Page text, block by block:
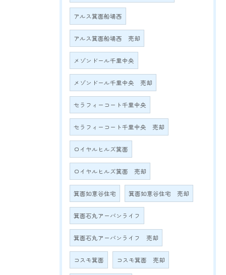
アルス箕面船場西
アルス箕面船場西 売却
メゾンドール千里中央
メゾンドール千里中央 売却
セラフィーコート千里中央
セラフィーコート千里中央 売却
ロイヤルヒルズ箕面
ロイヤルヒルズ箕面 売却
箕面如意谷住宅 箕面如意谷住宅 売却
箕面石丸アーバンライフ
箕面石丸アーバンライフ 売却
コスモ箕面 コスモ箕面 売却